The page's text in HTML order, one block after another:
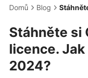
Domů Blog
Stáhněte si
licence.
2024?